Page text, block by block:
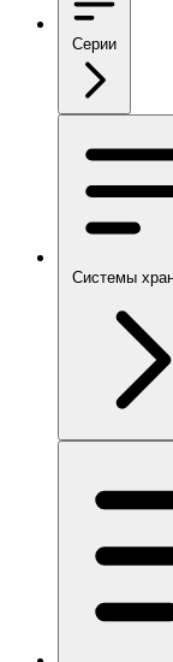
Серии
Системы